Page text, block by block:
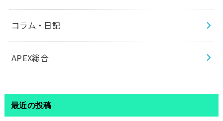
コラム・日記
APEX総合
最近の投稿